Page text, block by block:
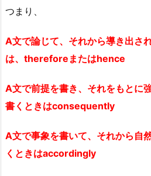
つまり、
A文で論じて、それから導き出さ
は、thereforeまたはhence
A文で前提を書き、それをもとに
書くときはconsequently
A文で事象を書いて、それから自
くときはaccordingly